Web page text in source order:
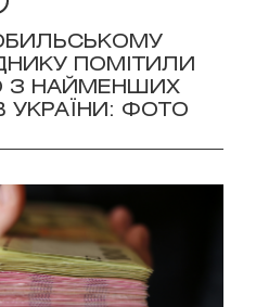
ПОМІТИЛИ
З НАЙМЕНШИХ
УКРАЇНИ: ФОТО